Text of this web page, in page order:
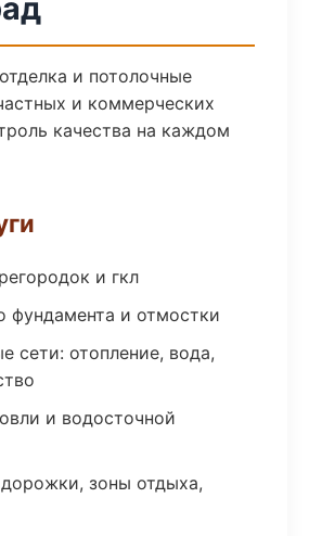
и потолочные
и коммерческих
качества на каждом
и гкл
фундамента и отмостки
сети: отопление, вода,
и водосточной
зоны отдыха,